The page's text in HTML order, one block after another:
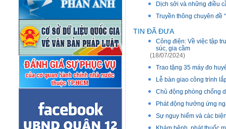
Dịch sởi và những điều
Truyền thông chuyên đề
TIN ĐÃ ĐƯA
Công điện: Về việc tập
súc, gia cầm
(18/07/2024)
Trao tặng 35 máy đo
Lễ bàn giao công trình
Chủ động phòng chống
Phát động hưởng ứng
Sự nguy hiểm và các